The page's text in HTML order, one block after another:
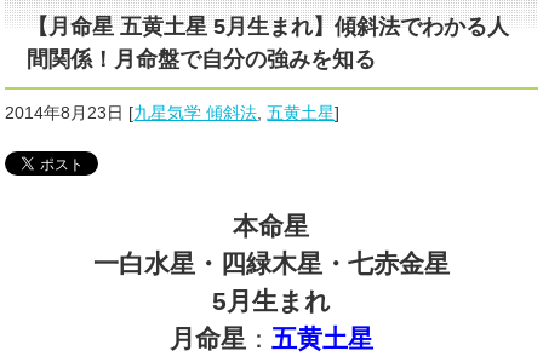
【月命星 五黄土星 5月生まれ】傾斜法でわかる人
間関係！月命盤で自分の強みを知る
2014年8月23日 [九星気学 傾斜法 ,五黄土星]
本命星
一白水星・四緑木星・七赤金星
5月生まれ
月命星 ： 五黄土星